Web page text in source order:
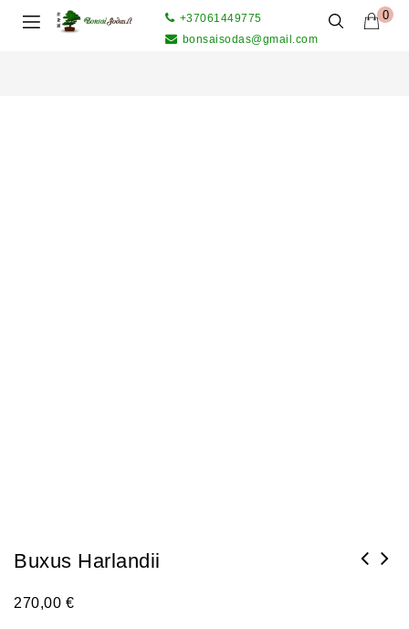
0
+37061449775
bonsaisodas@gmail.com
Buxus Harlandii
270,00€